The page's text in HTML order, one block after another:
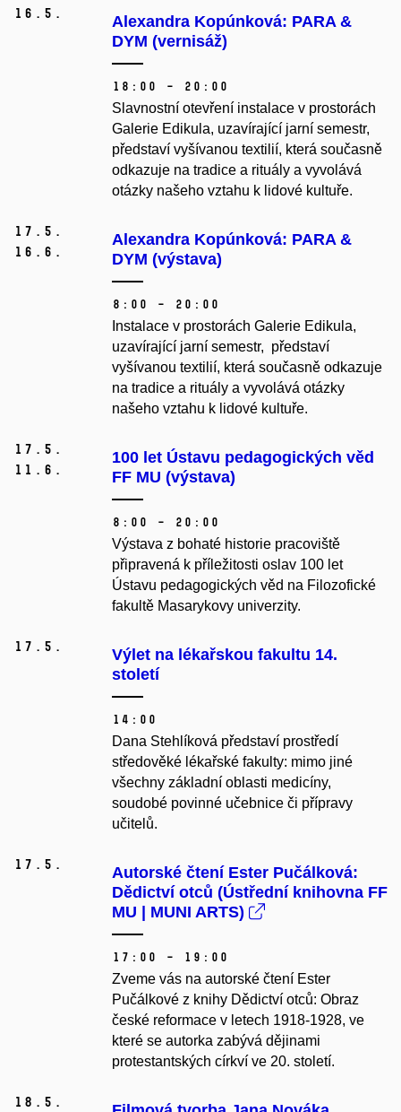
16. 5.
Alexandra Kopúnková: PARA &
DYM (vernisáž)
18:00 – 20:00
Slavnostní otevření instalace v prostorách
Galerie Edikula, uzavírající jarní semestr,
představí vyšívanou textilií, která současně
odkazuje na tradice a rituály a vyvolává
otázky našeho vztahu k lidové kultuře.
17. 5.
16. 6.
Alexandra Kopúnková: PARA &
DYM (výstava)
8:00 – 20:00
Instalace v prostorách Galerie Edikula,
uzavírající jarní semestr, představí
vyšívanou textilií, která současně odkazuje
na tradice a rituály a vyvolává otázky
našeho vztahu k lidové kultuře.
17. 5.
11. 6.
100 let Ústavu pedagogických věd
FF MU (výstava)
8:00 – 20:00
Výstava z bohaté historie pracoviště
připravená k příležitosti oslav 100 let
Ústavu pedagogických věd na Filozofické
fakultě Masarykovy univerzity.
17. 5.
Výlet na lékařskou fakultu 14.
století
14:00
Dana Stehlíková představí prostředí
středověké lékařské fakulty: mimo jiné
všechny základní oblasti medicíny,
soudobé povinné učebnice či přípravy
učitelů.
17. 5.
Autorské čtení Ester Pučálková:
Dědictví otců (Ústřední knihovna FF
MU | MUNI ARTS)
17:00 – 19:00
Zveme vás na autorské čtení Ester
Pučálkové z knihy Dědictví otců: Obraz
české reformace v letech 1918-1928, ve
které se autorka zabývá dějinami
protestantských církví ve 20. století.
18. 5.